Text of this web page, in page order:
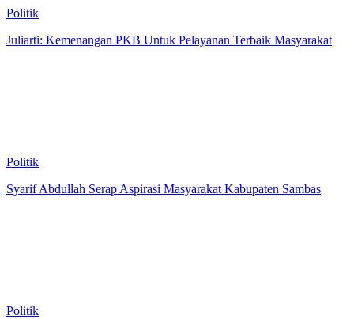
Politik
Juliarti: Kemenangan PKB Untuk Pelayanan Terbaik Masyarakat
Politik
Syarif Abdullah Serap Aspirasi Masyarakat Kabupaten Sambas
Politik